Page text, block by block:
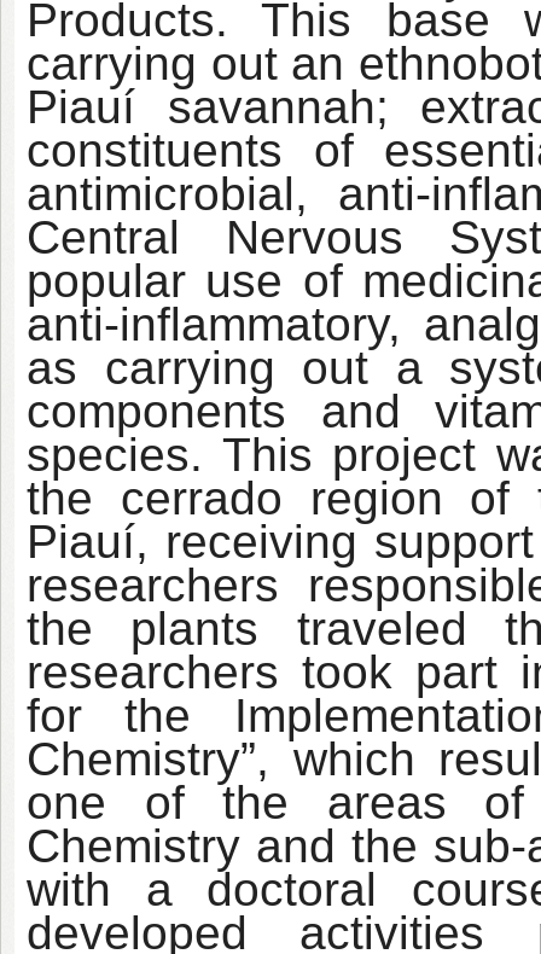
Products. This base
carrying out an
Piauí savannah;
constituents of
antimicrobial, anti-
Central Nervous
popular use of
anti-inflammatory,
as carrying out a
components and
species. This project
the cerrado region of
Piauí, receiving
researchers
the plants traveled
researchers took part
for the
Chemistry”, which
one of the areas of
Chemistry and the
with a doctoral
developed